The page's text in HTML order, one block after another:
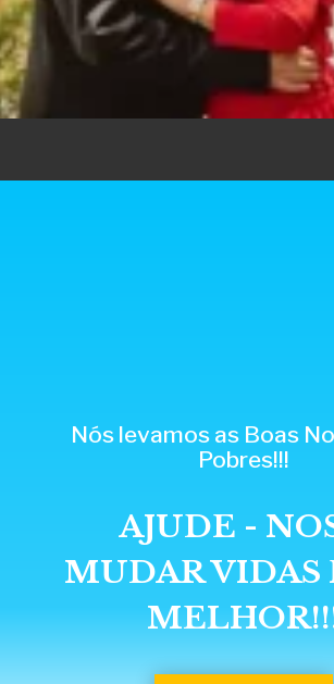
Nós levamos as Boas
Pobres!!!
AJUDE -
MUDAR VIDAS